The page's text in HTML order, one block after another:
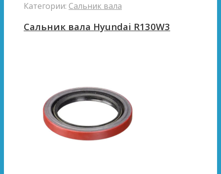
Категории: Сальник вала
Сальник вала Hyundai R130W3